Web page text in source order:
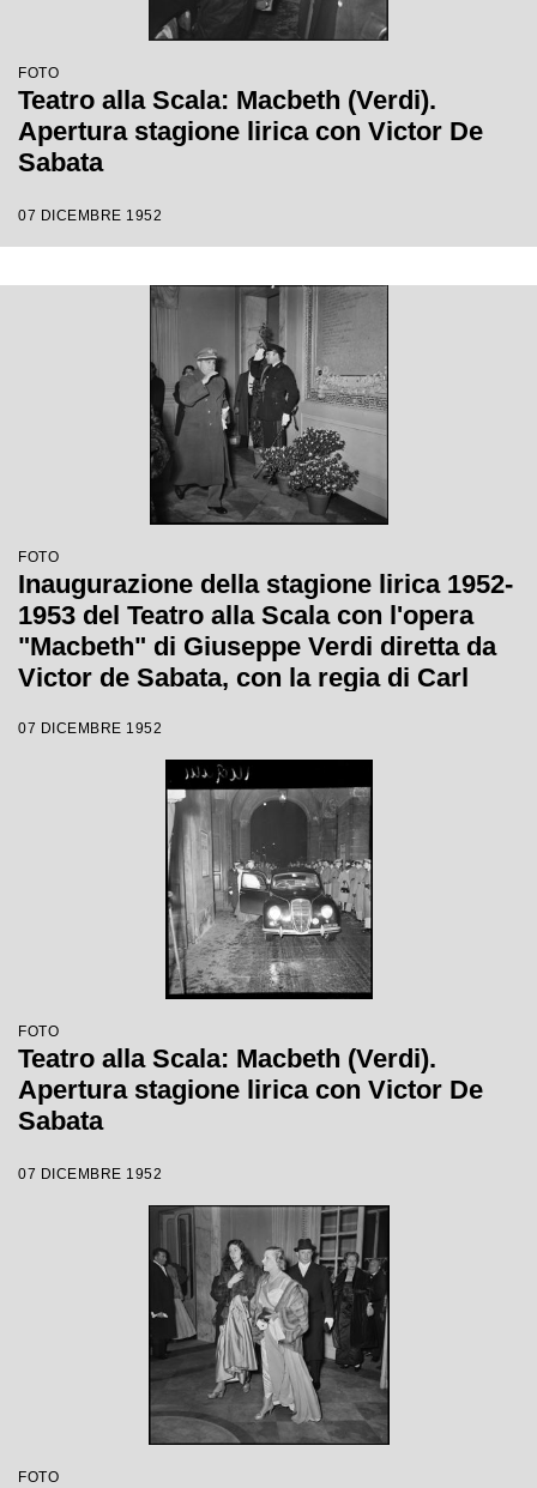
FOTO
Teatro alla Scala: Macbeth (Verdi).
Apertura stagione lirica con Victor De
Sabata
07 DICEMBRE 1952
FOTO
Inaugurazione della stagione lirica 1952-
1953 del Teatro alla Scala con l'opera
"Macbeth" di Giuseppe Verdi diretta da
Victor de Sabata, con la regia di Carl
07 DICEMBRE 1952
FOTO
Teatro alla Scala: Macbeth (Verdi).
Apertura stagione lirica con Victor De
Sabata
07 DICEMBRE 1952
FOTO